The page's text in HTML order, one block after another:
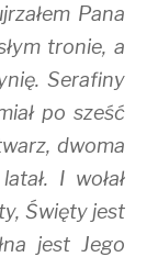
Pana
tronie, a
Serafiny
po sześć
dwoma
I wołał
Święty jest
jest Jego